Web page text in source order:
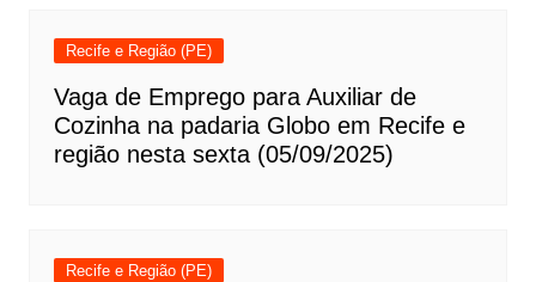
Recife e Região (PE)
Vaga de Emprego para Auxiliar de
Cozinha na padaria Globo em Recife e
região nesta sexta (05/09/2025)
Recife e Região (PE)